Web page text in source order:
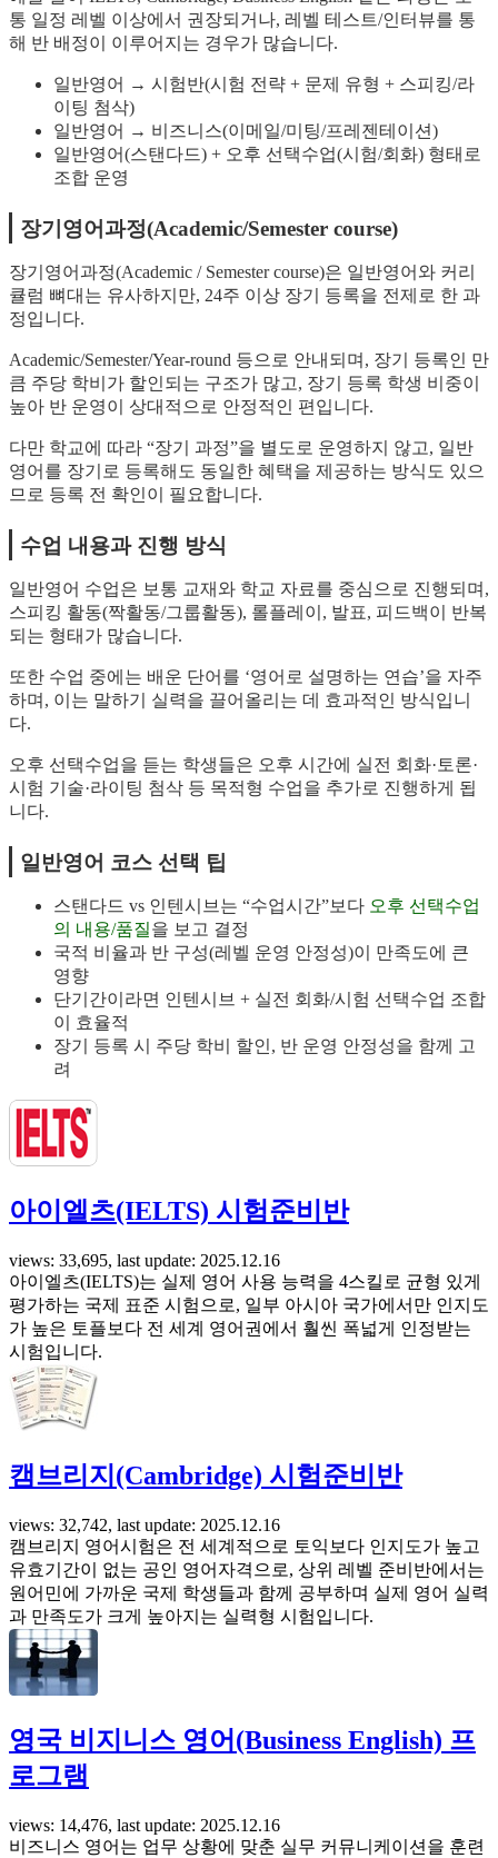
통 일정 레벨 이상에서 권장되거나, 레벨 테스트/인터뷰를 통
해 반 배정이 이루어지는 경우가 많습니다.
일반영어 → 시험반(시험 전략 + 문제 유형 + 스피킹/라
이팅 첨삭)
일반영어 → 비즈니스(이메일/미팅/프레젠테이션)
일반영어(스탠다드) + 오후 선택수업(시험/회화) 형태로
조합 운영
장기영어과정(Academic/Semester course)
장기영어과정(Academic / Semester course)은 일반영어와 커리
큘럼 뼈대는 유사하지만, 24주 이상 장기 등록을 전제로 한 과
정입니다.
Academic/Semester/Year-round 등으로 안내되며, 장기 등록인 만
큼 주당 학비가 할인되는 구조가 많고, 장기 등록 학생 비중이
높아 반 운영이 상대적으로 안정적인 편입니다.
다만 학교에 따라 “장기 과정”을 별도로 운영하지 않고, 일반
영어를 장기로 등록해도 동일한 혜택을 제공하는 방식도 있으
므로 등록 전 확인이 필요합니다.
수업 내용과 진행 방식
일반영어 수업은 보통 교재와 학교 자료를 중심으로 진행되며,
스피킹 활동(짝활동/그룹활동), 롤플레이, 발표, 피드백이 반복
되는 형태가 많습니다.
또한 수업 중에는 배운 단어를 ‘영어로 설명하는 연습’을 자주
하며, 이는 말하기 실력을 끌어올리는 데 효과적인 방식입니
다.
오후 선택수업을 듣는 학생들은 오후 시간에 실전 회화·토론·
시험 기술·라이팅 첨삭 등 목적형 수업을 추가로 진행하게 됩
니다.
일반영어 코스 선택 팁
스탠다드 vs 인텐시브는 “수업시간”보다 오후 선택수업
의 내용/품질을 보고 결정
국적 비율과 반 구성(레벨 운영 안정성)이 만족도에 큰
영향
단기간이라면 인텐시브 + 실전 회화/시험 선택수업 조합
이 효율적
장기 등록 시 주당 학비 할인, 반 운영 안정성을 함께 고
려
아이엘츠(IELTS) 시험준비반
views: 33,695, last update: 2025.12.16
아이엘츠(IELTS)는 실제 영어 사용 능력을 4스킬로 균형 있게
평가하는 국제 표준 시험으로, 일부 아시아 국가에서만 인지도
가 높은 토플보다 전 세계 영어권에서 훨씬 폭넓게 인정받는
시험입니다.
캠브리지(Cambridge) 시험준비반
views: 32,742, last update: 2025.12.16
캠브리지 영어시험은 전 세계적으로 토익보다 인지도가 높고
유효기간이 없는 공인 영어자격으로, 상위 레벨 준비반에서는
원어민에 가까운 국제 학생들과 함께 공부하며 실제 영어 실력
과 만족도가 크게 높아지는 실력형 시험입니다.
영국 비지니스 영어(Business English) 프
로그램
views: 14,476, last update: 2025.12.16
비즈니스 영어는 업무 상황에 맞춘 실무 커뮤니케이션을 훈련